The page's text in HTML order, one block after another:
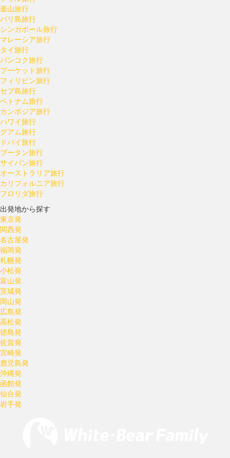
釜山旅行
バリ島旅行
シンガポール旅行
マレーシア旅行
タイ旅行
バンコク旅行
プーケット旅行
フィリピン旅行
セブ島旅行
ベトナム旅行
カンボジア旅行
ハワイ旅行
グアム旅行
ドバイ旅行
ブータン旅行
サイパン旅行
オーストラリア旅行
カリフォルニア旅行
フロリダ旅行
出発地から探す
東京発
関西発
名古屋発
福岡発
札幌発
小松発
富山発
茨城発
岡山発
広島発
高松発
徳島発
佐賀発
宮崎発
鹿児島発
沖縄発
函館発
仙台発
岩手発